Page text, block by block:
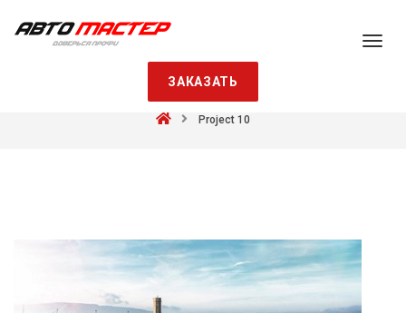
ЗАКАЗАТЬ
Project 10